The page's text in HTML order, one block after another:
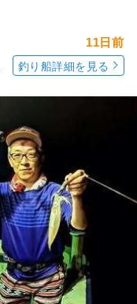
11日前
釣り船詳細を見る